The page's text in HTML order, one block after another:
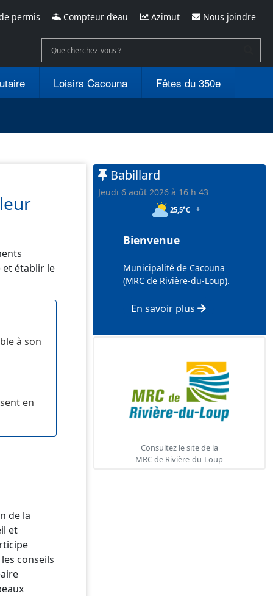
permis Compteur d’eau Azimut Nous joindre
Loisirs Cacouna Fêtes du 350e
et établir le
à son
en
de la
et
conseils
Babillard
jeudi 6 août 2026 à 16 h 43
25,5°C +
Bienvenue
Municipalité de Cacouna
(MRC de Rivière-du-Loup).
En savoir plus
Consultez le site de la
MRC de Rivière-du-Loup